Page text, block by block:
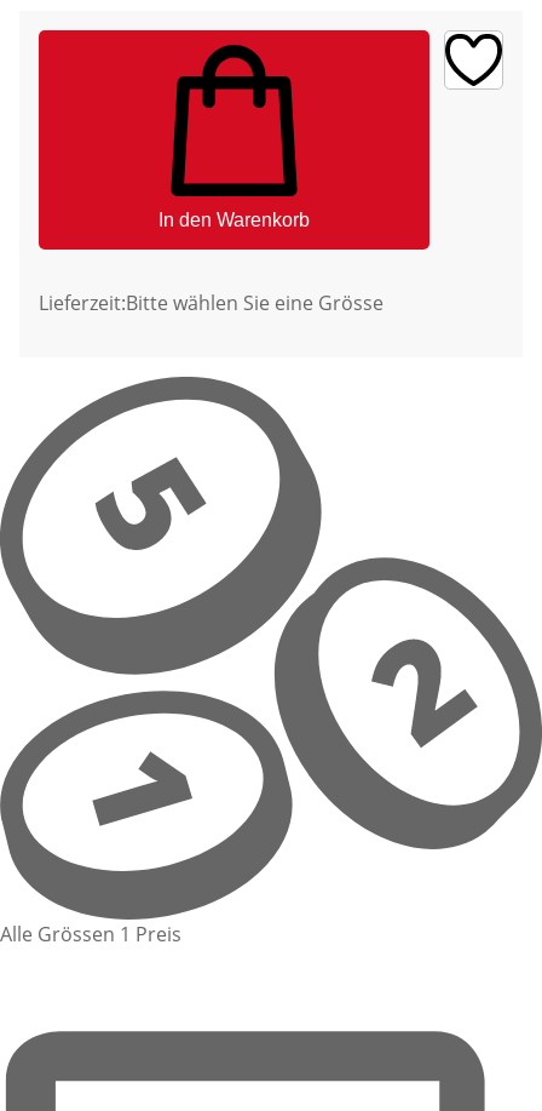
In den Warenkorb
Lieferzeit:Bitte wählen Sie eine Grösse
Alle Grössen 1 Preis